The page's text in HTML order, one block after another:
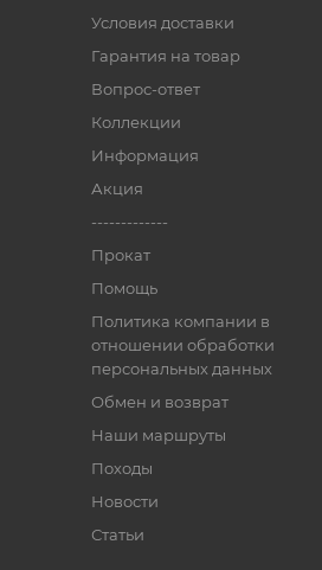
Условия доставки
Гарантия на товар
Вопрос-ответ
Коллекции
Информация
Акция
-------------
Прокат
Помощь
Политика компании в
отношении обработки
персональных данных
Обмен и возврат
Наши маршруты
Походы
Новости
Статьи